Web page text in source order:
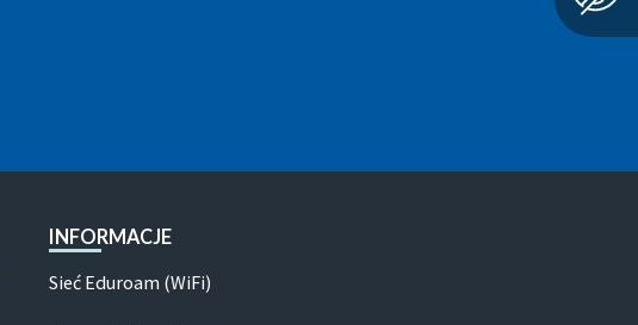
INFORMACJE
Sieć Eduroam (WiFi)